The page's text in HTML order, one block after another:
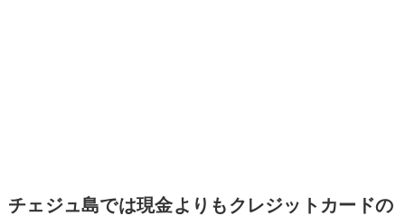
チェジュ島では現金よりもクレジットカードの